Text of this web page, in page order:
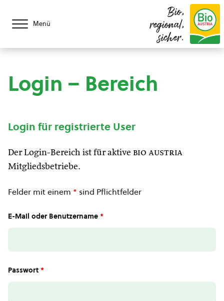
Menü
Bio,
regional,
sicher.
Login – Bereich
Login für registrierte User
Der Login-Bereich ist für aktive bio austria
Mitgliedsbetriebe.
Felder mit einem * sind Pflichtfelder
E-Mail oder Benutzername *
Passwort *